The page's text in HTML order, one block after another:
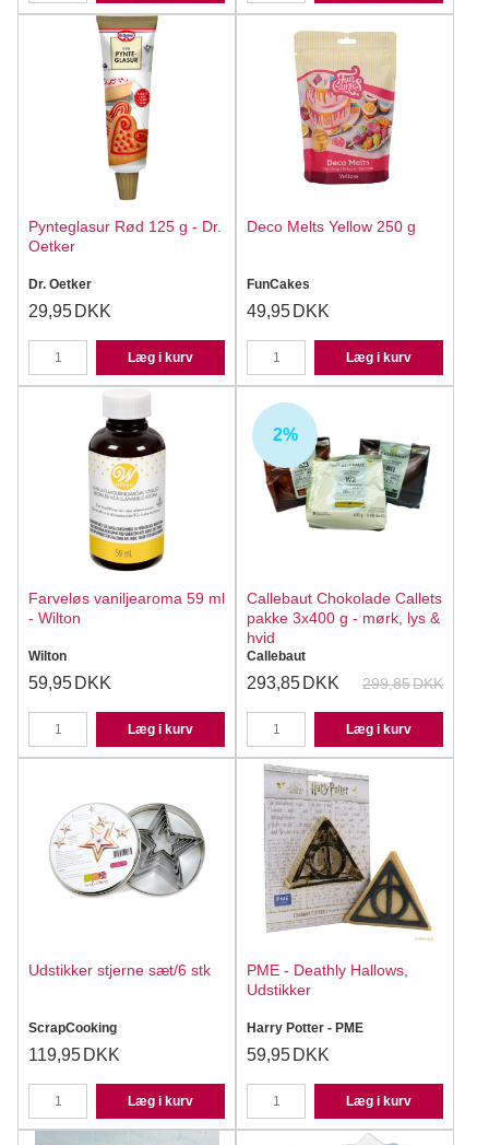
Pynteglasur Rød 125 g - Dr.
Oetker
Dr. Oetker
29,95 DKK
Læg i kurv
Deco Melts Yellow 250 g
FunCakes
49,95 DKK
Læg i kurv
Farveløs vaniljearoma 59 ml
- Wilton
Wilton
59,95 DKK
Læg i kurv
2%
Callebaut Chokolade Callets
pakke 3x400 g - mørk, lys &
hvid
Callebaut
299,85DKK
293,85 DKK
Læg i kurv
Udstikker stjerne sæt/6 stk
ScrapCooking
119,95 DKK
Læg i kurv
PME - Deathly Hallows,
Udstikker
Harry Potter - PME
59,95 DKK
Læg i kurv